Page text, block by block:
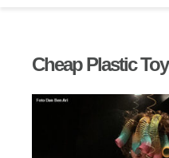
Cheap Plastic Toy